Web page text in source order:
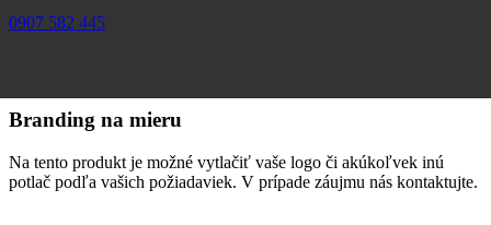
0907 582 445
Branding na mieru
Na tento produkt je možné vytlačiť vaše logo či akúkoľvek inú
potlač podľa vašich požiadaviek. V prípade záujmu nás kontaktujte.